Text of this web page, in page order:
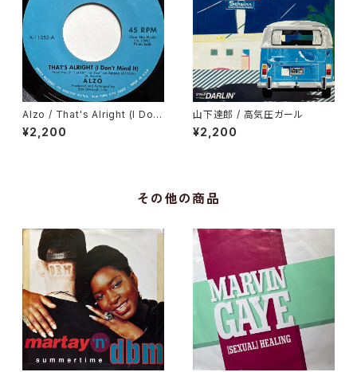
Alzo / That's Alright (I Do
n't Mind It), You're Gone
¥2,200
山下達郎 / 高気圧ガール
¥2,200
その他の商品